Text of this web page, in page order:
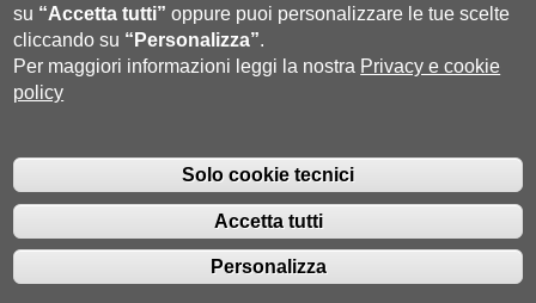
P.IVA 00273530527 | C.F. 80002070524 |Coordinate bancarie|Caselle
Pec: Posta Elettronica Certificata|Fatturazione Elettronica
- URP - Ufficio Relazioni con il Pubblico Tel.
0577 235555 (dal lunedì al venerdì dalle 9.30 alle 10.30)
su “Accetta tutti” oppure puoi personalizzare le tue scelte
cliccando su “Personalizza”.
Per maggiori informazioni leggi la nostra Privacy e cookie
policy
Solo cookie tecnici
Accetta tutti
Personalizza